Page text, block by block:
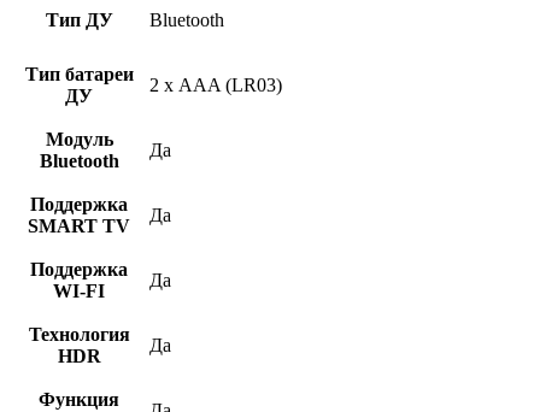
Тип ДУ Bluetooth
Тип батареи
ДУ
2 х AAA (LR03)
Модуль
Bluetooth
Да
Поддержка
SMART TV
Да
Поддержка
WI-FI
Да
Технология
HDR
Да
Функция